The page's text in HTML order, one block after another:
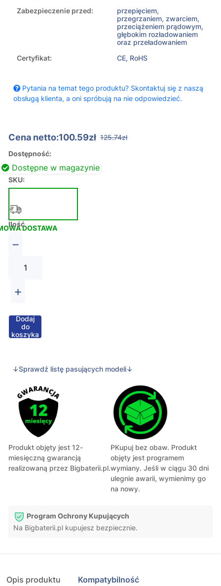
Zabezpieczenie przed:
przepięciem,
przegrzaniem, zwarciem,
przeciążeniem prądowym,
głębokim rozładowaniem
oraz przeładowaniem
Certyfikat:
CE, RoHS
Pytania na temat tego produktu? Skontaktuj się z naszą
obsługą klienta, a oni spróbują na nie odpowiedzieć.
Cena netto:100.59zł 125.74zł
Dostępność:
Dostępne w magazynie
SKU:
DOSTAWA
Ilość
−
+
Dodaj
do
koszyka
↓Sprawdź listę pasujących modeli↓
Produkt objęty jest 12-
miesięczną gwarancją
realizowaną przez Bigbaterii.pl.
PKupuj bez obaw. Produkt
objęty jest programem
wymiany. Jeśli w ciągu 30 dni
ulegnie awarii, wymienimy go
na nowy.
Program Ochrony Kupujących
Na Bigbaterii.pl kupujesz bezpiecznie.
Opis produktu Kompatybilność